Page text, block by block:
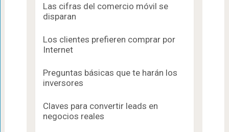
Las cifras del comercio móvil se
disparan
Los clientes prefieren comprar por
Internet
Preguntas básicas que te harán los
inversores
Claves para convertir leads en
negocios reales